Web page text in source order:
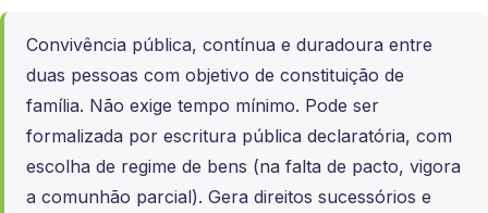
Convivência pública, contínua e duradoura entre
duas pessoas com objetivo de constituição de
família. Não exige tempo mínimo. Pode ser
formalizada por escritura pública declaratória, com
escolha de regime de bens (na falta de pacto, vigora
a comunhão parcial). Gera direitos sucessórios e